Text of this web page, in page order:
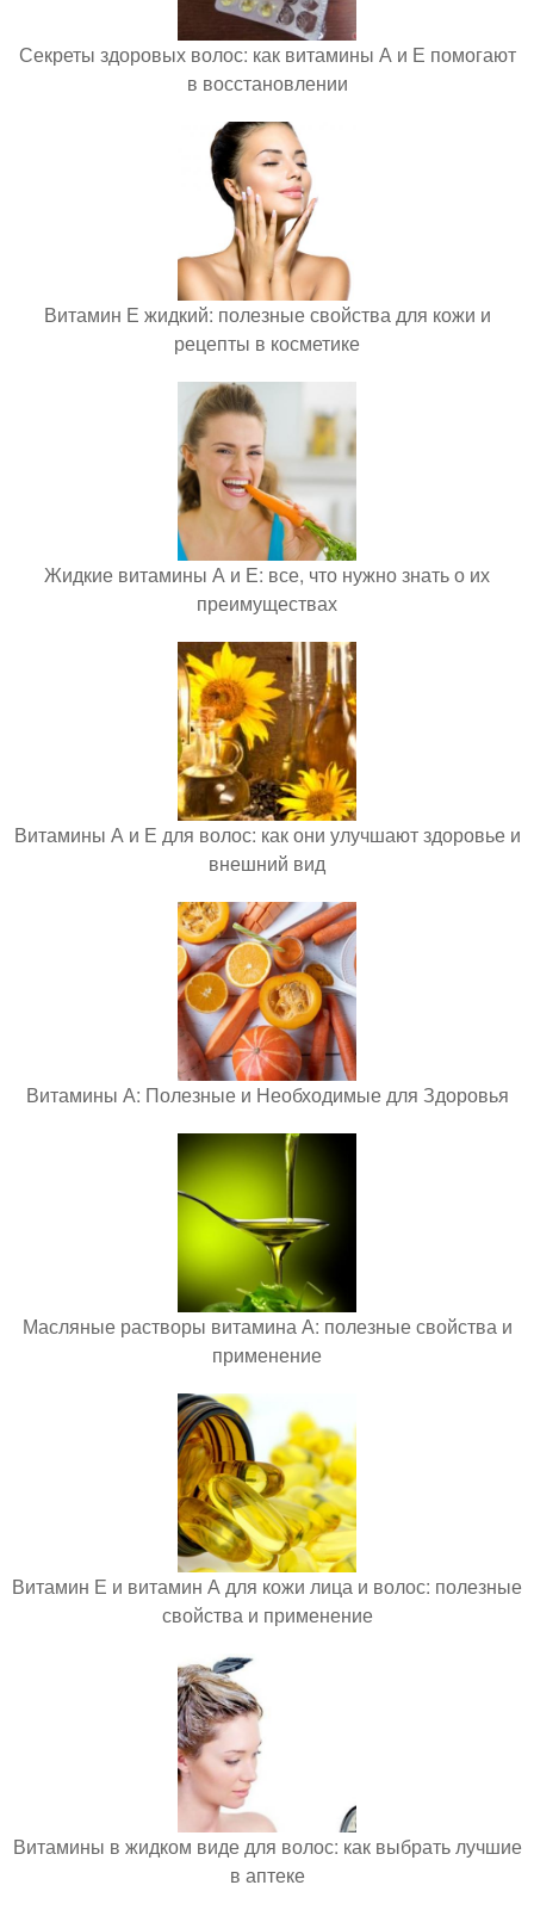
Секреты здоровых волос: как витамины А и Е помогают
в восстановлении
Витамин Е жидкий: полезные свойства для кожи и
рецепты в косметике
Жидкие витамины А и Е: все, что нужно знать о их
преимуществах
Витамины А и Е для волос: как они улучшают здоровье и
внешний вид
Витамины А: Полезные и Необходимые для Здоровья
Масляные растворы витамина А: полезные свойства и
применение
Витамин Е и витамин А для кожи лица и волос: полезные
свойства и применение
Витамины в жидком виде для волос: как выбрать лучшие
в аптеке